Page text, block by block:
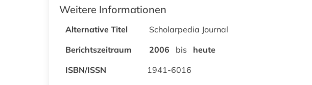
Weitere Informationen
Alternative Titel
Scholarpedia Journal
Berichtszeitraum
2006 bis
heute
ISBN/ISSN
1941-6016